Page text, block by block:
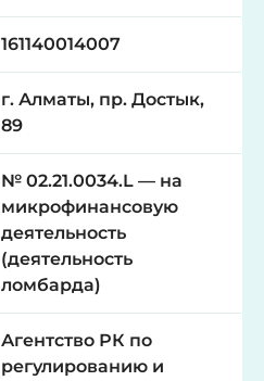
161140014007
г. Алматы, пр. Достык,
89
№ 02.21.0034.L — на
микрофинансовую
деятельность
(деятельность
ломбарда)
Агентство РК по
регулированию и